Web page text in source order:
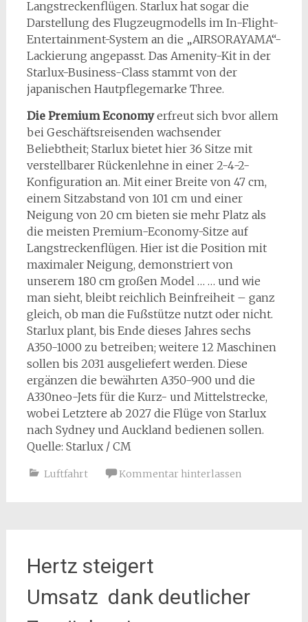
Langstreckenflügen. Starlux hat sogar die
Darstellung des Flugzeugmodells im In-Flight-
Entertainment-System an die „AIRSORAYAMA“-
Lackierung angepasst. Das Amenity-Kit in der
Starlux-Business-Class stammt von der
japanischen Hautpflegemarke Three.
Die Premium Economyerfreut sich bvor allem
bei Geschäftsreisenden wachsender
Beliebtheit; Starlux bietet hier 36 Sitze mit
verstellbarer Rückenlehne in einer 2-4-2-
Konfiguration an. Mit einer Breite von 47 cm,
einem Sitzabstand von 101 cm und einer
Neigung von 20 cm bieten sie mehr Platz als
die meisten Premium-Economy-Sitze auf
Langstreckenflügen. Hier ist die Position mit
maximaler Neigung, demonstriert von
unserem 180 cm großen Model … … und wie
man sieht, bleibt reichlich Beinfreiheit – ganz
gleich, ob man die Fußstütze nutzt oder nicht.
Starlux plant, bis Ende dieses Jahres sechs
A350-1000 zu betreiben; weitere 12 Maschinen
sollen bis 2031 ausgeliefert werden. Diese
ergänzen die bewährten A350-900 und die
A330neo-Jets für die Kurz- und Mittelstrecke,
wobei Letztere ab 2027 die Flüge von Starlux
nach Sydney und Auckland bedienen sollen.
Quelle: Starlux / CM
Luftfahrt Kommentar hinterlassen
Hertz steigert
Umsatz dank deutlicher